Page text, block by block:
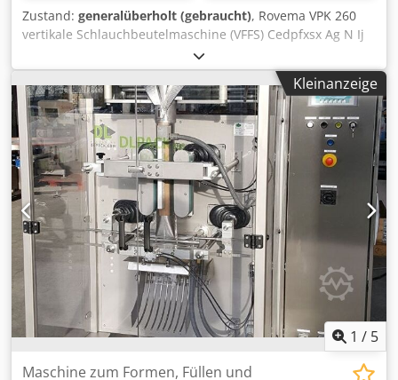
Zustand: generalüberholt (gebraucht), Rovema VPK 260
vertikale Schlauchbeutelmaschine (VFFS) Cedpfxsx Ag N Ij
Kleinanzeige
1 / 5
Maschine zum Formen, Füllen und